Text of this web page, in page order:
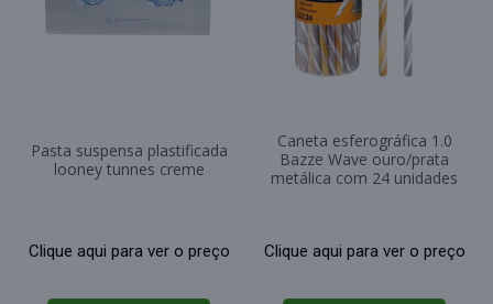
Pasta suspensa plastificada
looney tunnes creme
Clique aqui para ver o preço
Caneta esferográfica 1.0
Bazze Wave ouro/prata
metálica com 24 unidades
Clique aqui para ver o preço